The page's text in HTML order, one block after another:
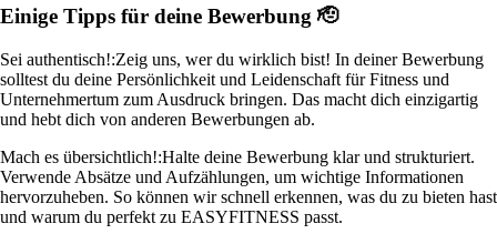
Einige Tipps für deine Bewerbung 🫡
Sei authentisch!:Zeig uns, wer du wirklich bist! In deiner Bewerbung
solltest du deine Persönlichkeit und Leidenschaft für Fitness und
Unternehmertum zum Ausdruck bringen. Das macht dich einzigartig
und hebt dich von anderen Bewerbungen ab.
Mach es übersichtlich!:Halte deine Bewerbung klar und strukturiert.
Verwende Absätze und Aufzählungen, um wichtige Informationen
hervorzuheben. So können wir schnell erkennen, was du zu bieten hast
und warum du perfekt zu EASYFITNESS passt.